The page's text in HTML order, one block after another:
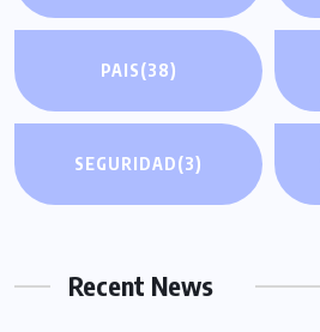
PAIS(38)
SEGURIDAD(3)
Recent News